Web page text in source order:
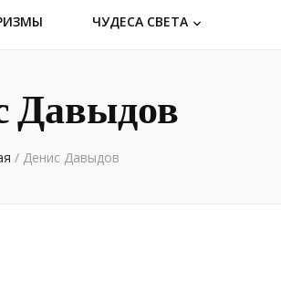
ЧУДЕСА СВЕТА
Давыдов
/ Денис Давыдов